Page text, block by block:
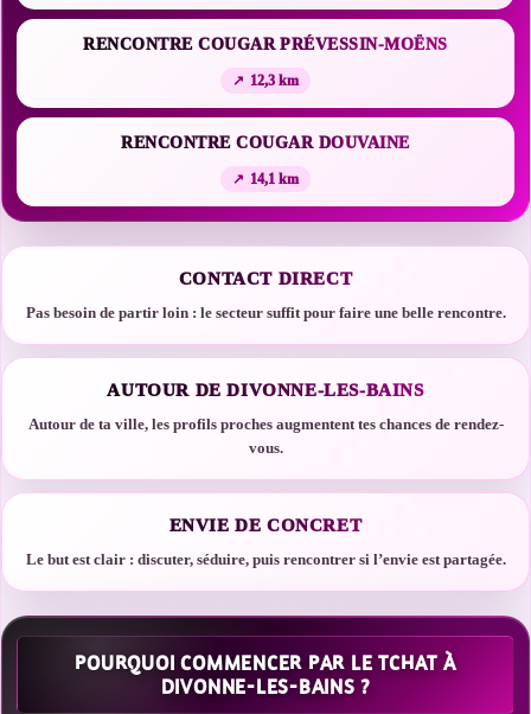
RENCONTRE COUGAR PRÉVESSIN-MOËNS
12,3 km
RENCONTRE COUGAR DOUVAINE
14,1 km
CONTACT DIRECT
Pas besoin de partir loin : le secteur suffit pour faire une belle rencontre.
AUTOUR DE DIVONNE-LES-BAINS
Autour de ta ville, les profils proches augmentent tes chances de rendez-
vous.
ENVIE DE CONCRET
Le but est clair : discuter, séduire, puis rencontrer si l’envie est partagée.
POURQUOI COMMENCER PAR LE TCHAT À
DIVONNE-LES-BAINS ?